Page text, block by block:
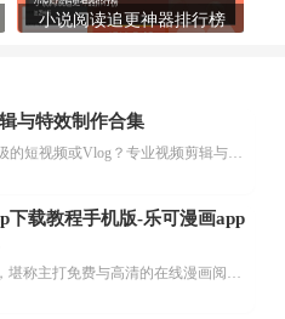
小说阅读追更神器排行榜
与特效制作合集
下载教程手机版-乐可漫画app
乐可漫画APP，堪称主打免费与高清的在线漫画阅读神器。其官方版提供海量完整版漫画资源，无论是国内漫画，还是日漫、韩漫、台漫、美漫等国外漫画，应有尽有，随时供你阅读。只需轻点一下，便能直接进入阅读界面。不仅如此，乐可漫画最新版本更新速度极快，在这里，你总能抢先看到全网一手漫画章节内容！...